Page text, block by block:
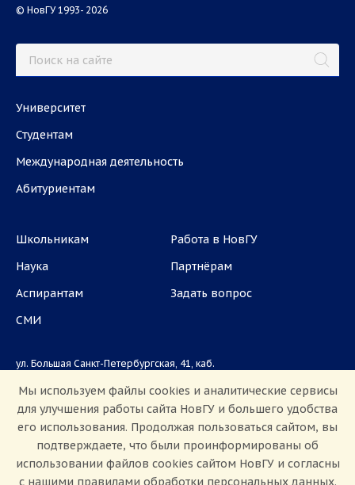
© НовГУ 1993- 2026
Университет
Студентам
Международная деятельность
Абитуриентам
Школьникам
Наука
Аспирантам
СМИ
Работа в НовГУ
Партнёрам
Задать вопрос
ул. Большая Санкт-Петербургская, 41, каб.
Приемная комиссия: +7(8162)33-20-44
Мы используем файлы cookies и аналитические сервисы
для улучшения работы сайта НовГУ и большего удобства
его использования. Продолжая пользоваться сайтом, вы
подтверждаете, что были проинформированы об
использовании файлов cookies сайтом НовГУ и согласны
с нашими правилами обработки персональных данных.